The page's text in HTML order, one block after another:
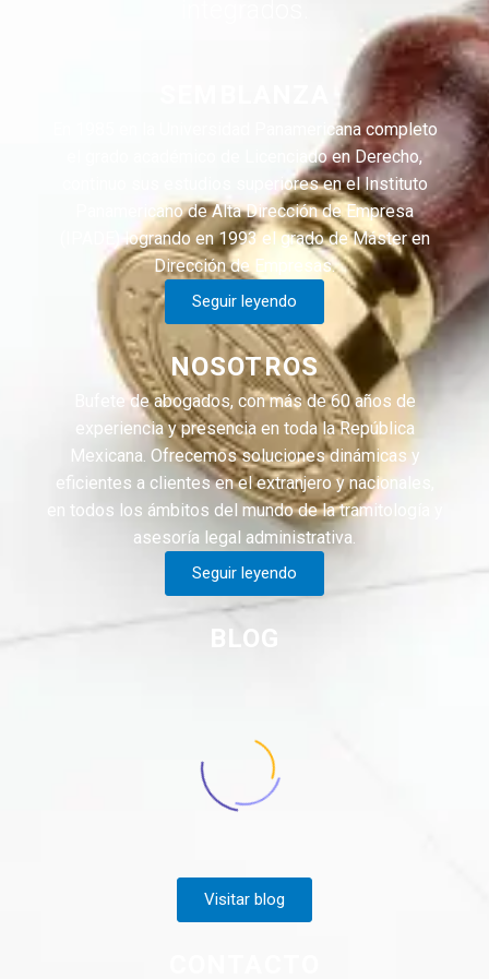
En 1985 en la Universidad Panamericana completo
el grado académico de Licenciado en Derecho,
continuo sus estudios superiores en el Instituto
Panamericano de Alta Dirección de Empresa
(IPADE) logrando en 1993 el grado de Máster en
Dirección de Empresas.
Seguir leyendo
NOSOTROS
Bufete de abogados, con más de 60 años de
experiencia y presencia en toda la República
Mexicana. Ofrecemos soluciones dinámicas y
eficientes a clientes en el extranjero y nacionales,
en todos los ámbitos del mundo de la tramitología y
asesoría legal administrativa.
Seguir leyendo
BLOG
Visitar blog